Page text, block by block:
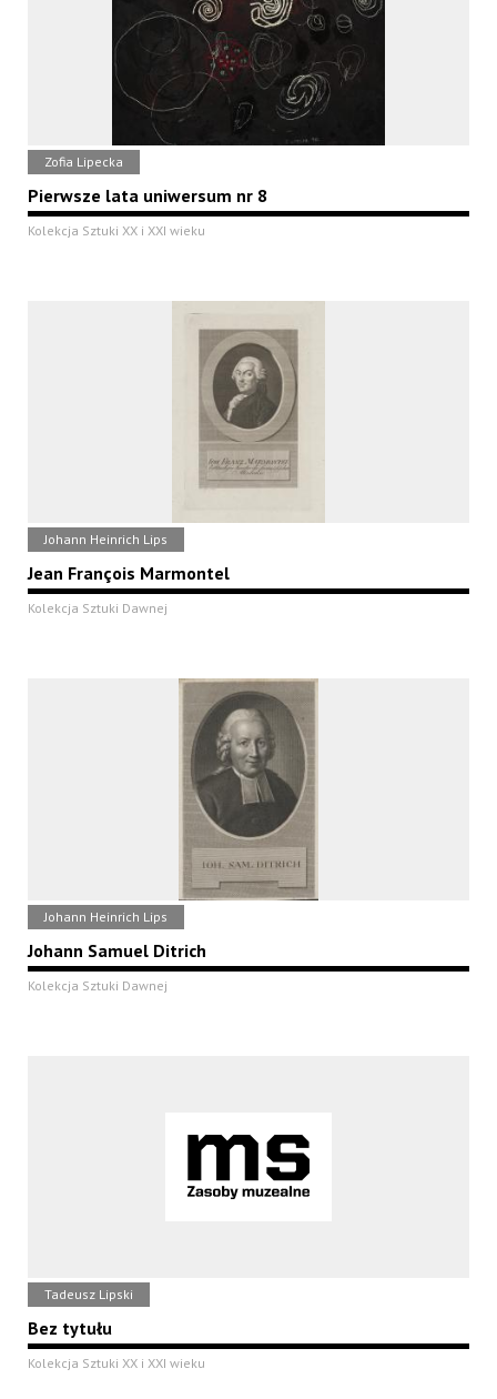
Zofia Lipecka
Pierwsze lata uniwersum nr 8
Kolekcja Sztuki XX i XXI wieku
Johann Heinrich Lips
Jean François Marmontel
Kolekcja Sztuki Dawnej
Johann Heinrich Lips
Johann Samuel Ditrich
Kolekcja Sztuki Dawnej
Tadeusz Lipski
Bez tytułu
Kolekcja Sztuki XX i XXI wieku